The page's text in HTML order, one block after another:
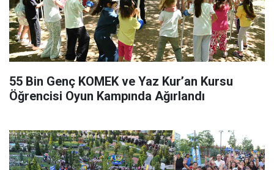
55 Bin Genç KOMEK ve Yaz Kur’an Kursu
Öğrencisi Oyun Kampında Ağırlandı